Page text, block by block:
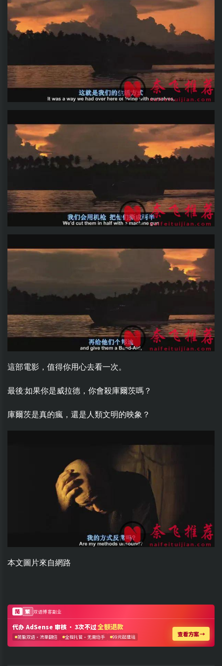
這部電影，值得你用心去看一次。
最後:如果你是威拉德，你會殺庫爾茨嗎？
庫爾茨是真的瘋，還是人類文明的映象？
本文圖片來自網路